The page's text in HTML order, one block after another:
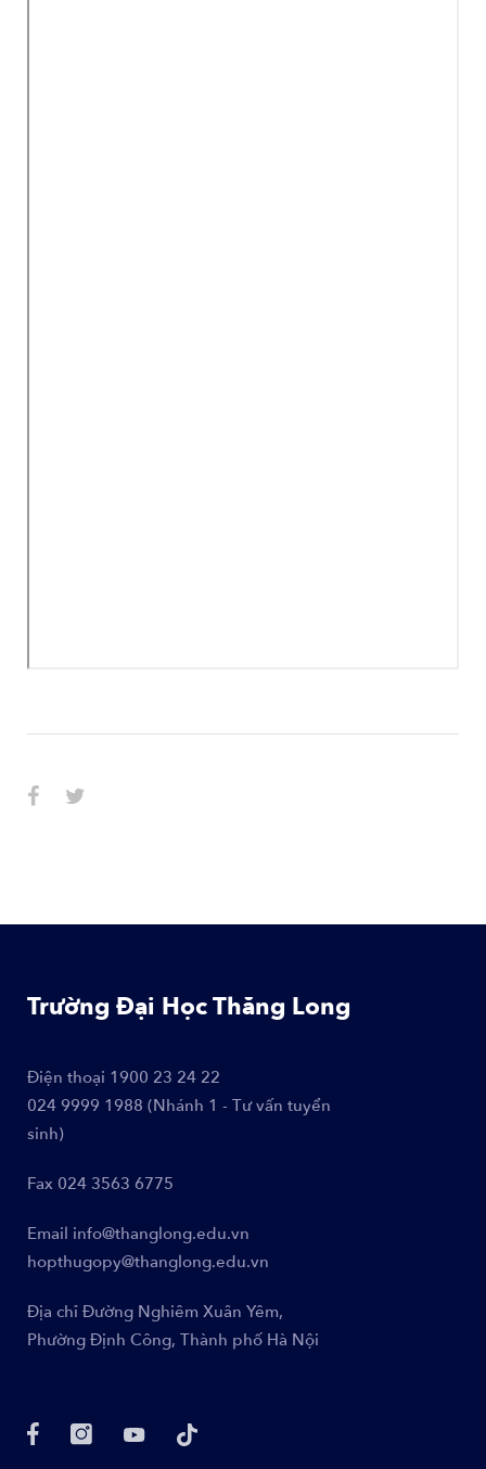
Trường Đại Học Thăng Long
Điện thoại 1900 23 24 22
024 9999 1988 (Nhánh 1 - Tư vấn tuyển
sinh)
Fax 024 3563 6775
Email info@thanglong.edu.vn
hopthugopy@thanglong.edu.vn
Địa chỉ Đường Nghiêm Xuân Yêm,
Phường Định Công, Thành phố Hà Nội